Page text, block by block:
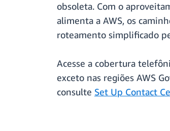
obsoleta. Com o
alimenta a AWS, os
roteamento simplificado
Acesse a cobertura
exceto nas regiões AWS
consulte Set Up Contact